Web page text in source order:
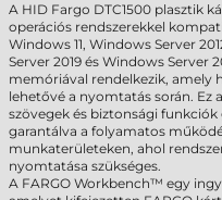
A HID Fargo DTC1500 plasztik
operációs rendszerekkel
Windows 11, Windows Server
Server 2019 és Windows Server
memóriával rendelkezik, amely
lehetővé a nyomtatás során. Ez
szövegek és biztonsági
garantálva a folyamatos
munkaterületeken, ahol
nyomtatása szükséges.
A FARGO Workbench™ egy